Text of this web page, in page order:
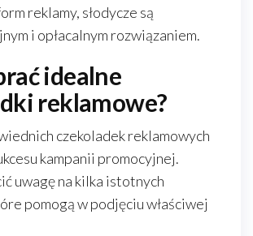
reklamy, słodycze są
i opłacalnym rozwiązaniem.
idealne
reklamowe?
czekoladek reklamowych
kampanii promocyjnej.
uwagę na kilka istotnych
pomogą w podjęciu właściwej